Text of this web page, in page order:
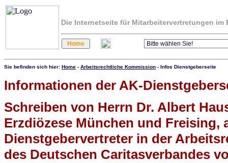
Die Internetseite für Mitarbeitervertretungen
Sie befinden sich hier: Home - Arbeitsrechtliche Kommission - Infos Dienstgeberseite
Informationen der AK-
Schreiben von Herrn Dr. Albert
Erzdiözese München und Freising,
Dienstgebervertreter in der
des Deutschen Caritasverbandes